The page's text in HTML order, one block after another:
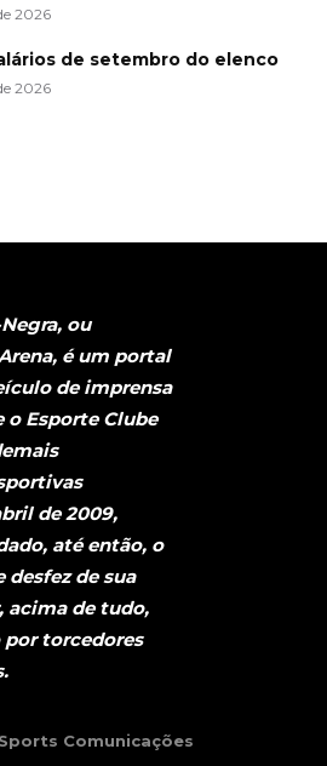
2026
de setembro do elenco
2026
ou
é um portal
de imprensa
o Esporte Clube
de 2009,
até então, o
desfez de sua
acima de tudo,
torcedores
Comunicações